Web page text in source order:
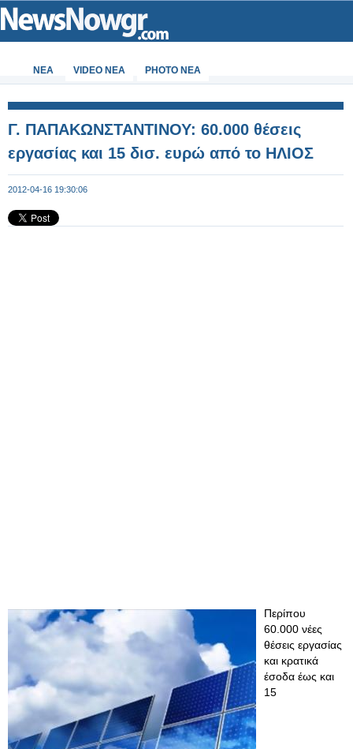
ΝΕΑ VIDEO NEA PHOTO NEA
Γ. ΠΑΠΑΚΩΝΣΤΑΝΤΙΝΟΥ: 60.000 θέσεις
εργασίας και 15 δισ. ευρώ από το ΗΛΙΟΣ
2012-04-16 19:30:06
Περίπου
60.000 νέες
θέσεις εργασίας
και κρατικά
έσοδα έως και
15